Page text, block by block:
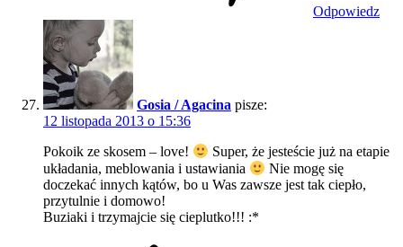
Odpowiedz
Gosia / Agacina pisze:
12 listopada 2013 o 15:36
Pokoik ze skosem – love!
Super, że jesteście już na etapie
układania, meblowania i ustawiania
Nie mogę się
doczekać innych kątów, bo u Was zawsze jest tak ciepło,
przytulnie i domowo!
Buziaki i trzymajcie się cieplutko!!! :*